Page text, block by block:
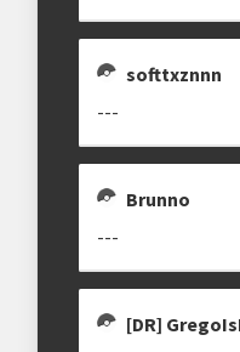
Regra especial:
softtxznnn
---
Brunno
---
[DR]